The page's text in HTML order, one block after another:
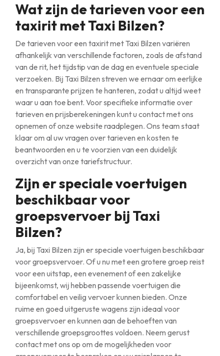
Wat zijn de tarieven voor een
taxirit met Taxi Bilzen?
De tarieven voor een taxirit met Taxi Bilzen variëren
afhankelijk van verschillende factoren, zoals de afstand
van de rit, het tijdstip van de dag en eventuele speciale
verzoeken. Bij Taxi Bilzen streven we ernaar om eerlijke
en transparante prijzen te hanteren, zodat u altijd weet
waar u aan toe bent. Voor specifieke informatie over
tarieven en prijsberekeningen kunt u contact met ons
opnemen of onze website raadplegen. Ons team staat
klaar om al uw vragen over tarieven en kosten te
beantwoorden en u te voorzien van een duidelijk
overzicht van onze tariefstructuur.
Zijn er speciale voertuigen
beschikbaar voor
groepsvervoer bij Taxi
Bilzen?
Ja, bij Taxi Bilzen zijn er speciale voertuigen beschikbaar
voor groepsvervoer. Of u nu met een grotere groep reist
voor een uitstap, een evenement of een zakelijke
bijeenkomst, wij hebben passende voertuigen die
comfortabel en veilig vervoer kunnen bieden. Onze
ruime en goed uitgeruste wagens zijn ideaal voor
groepsvervoer en kunnen aan de behoeften van
verschillende groepsgroottes voldoen. Neem gerust
contact met ons op om de mogelijkheden voor